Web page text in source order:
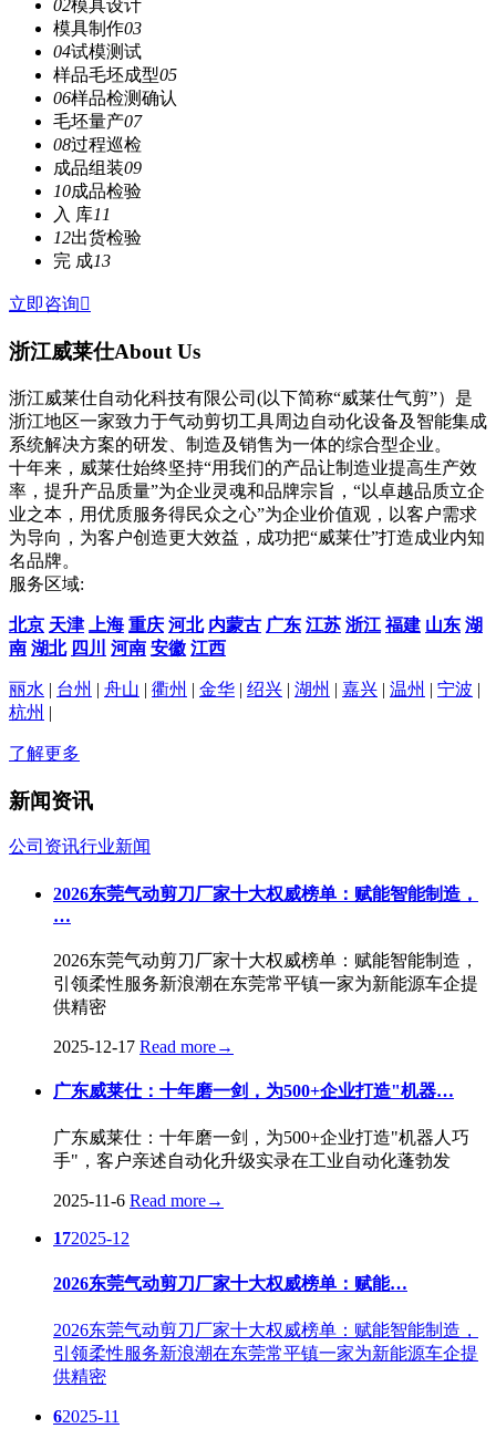
02模具设计
模具制作03
04试模测试
样品毛坯成型05
06样品检测确认
毛坯量产07
08过程巡检
成品组装09
10成品检验
入 库11
12出货检验
完 成13
立即咨询
浙江威莱仕About Us
浙江威莱仕自动化科技有限公司(以下简称“威莱仕气剪”）是
浙江地区一家致力于气动剪切工具周边自动化设备及智能集成
系统解决方案的研发、制造及销售为一体的综合型企业。
十年来，威莱仕始终坚持“用我们的产品让制造业提高生产效
率，提升产品质量”为企业灵魂和品牌宗旨，“以卓越品质立企
业之本，用优质服务得民众之心”为企业价值观，以客户需求
为导向，为客户创造更大效益，成功把“威莱仕”打造成业内知
名品牌。
服务区域:
北京 天津 上海 重庆 河北 内蒙古 广东 江苏 浙江 福建 山东 湖
南 湖北 四川 河南 安徽 江西
丽水 | 台州 | 舟山 | 衢州 | 金华 | 绍兴 | 湖州 | 嘉兴 | 温州 | 宁波 |
杭州 |
了解更多
新闻资讯
公司资讯行业新闻
2026东莞气动剪刀厂家十大权威榜单：赋能智能制造，
…
2026东莞气动剪刀厂家十大权威榜单：赋能智能制造，
引领柔性服务新浪潮在东莞常平镇一家为新能源车企提
供精密
2025-12-17 Read more→
广东威莱仕：十年磨一剑，为500+企业打造"机器…
广东威莱仕：十年磨一剑，为500+企业打造"机器人巧
手"，客户亲述自动化升级实录在工业自动化蓬勃发
2025-11-6 Read more→
172025-12
2026东莞气动剪刀厂家十大权威榜单：赋能…
2026东莞气动剪刀厂家十大权威榜单：赋能智能制造，
引领柔性服务新浪潮在东莞常平镇一家为新能源车企提
供精密
62025-11